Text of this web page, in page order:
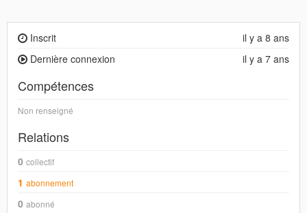
il y a 8 ans
Inscrit
il y a 7 ans
Dernière connexion
Compétences
Non renseigné
Relations
0 collectif
1 abonnement
0 abonné